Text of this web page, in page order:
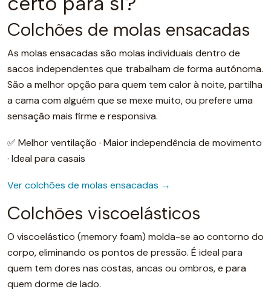
Colchões de molas ensacadas
As molas ensacadas são molas individuais dentro de
sacos independentes que trabalham de forma autónoma.
São a melhor opção para quem tem calor à noite, partilha
a cama com alguém que se mexe muito, ou prefere uma
sensação mais firme e responsiva.
✅ Melhor ventilação · Maior independência de movimento
· Ideal para casais
Ver colchões de molas ensacadas →
Colchões viscoelásticos
O viscoelástico (memory foam) molda-se ao contorno do
corpo, eliminando os pontos de pressão. É ideal para
quem tem dores nas costas, ancas ou ombros, e para
quem dorme de lado.